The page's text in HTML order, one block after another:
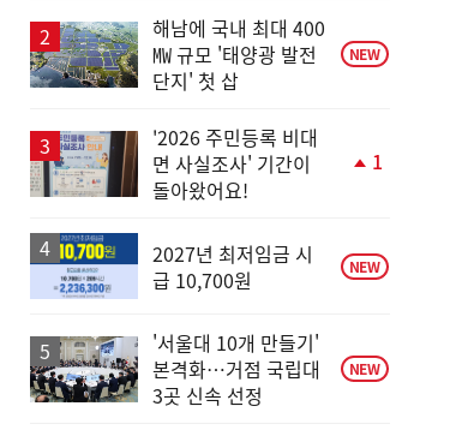
해남에 국내 최대 400
㎿ 규모 '태양광 발전
단지' 첫 삽
NEW
'2026 주민등록 비대
면 사실조사' 기간이
돌아왔어요!
1
2027년 최저임금 시
급 10,700원
NEW
'서울대 10개 만들기'
본격화…거점 국립대
3곳 신속 선정
NEW